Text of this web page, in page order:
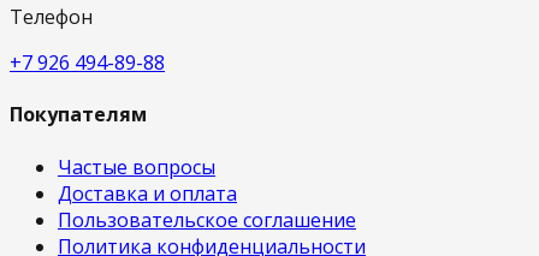
Телефон
+7 926 494-89-88
Покупателям
Частые вопросы
Доставка и оплата
Пользовательское соглашение
Политика конфиденциальности